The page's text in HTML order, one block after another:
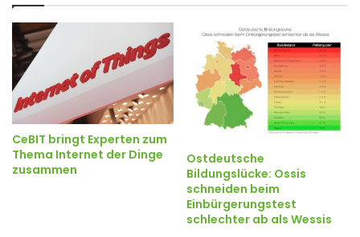
CeBIT bringt Experten zum
Thema Internet der Dinge
zusammen
Ostdeutsche
Bildungslücke: Ossis
schneiden beim
Einbürgerungstest
schlechter ab als Wessis